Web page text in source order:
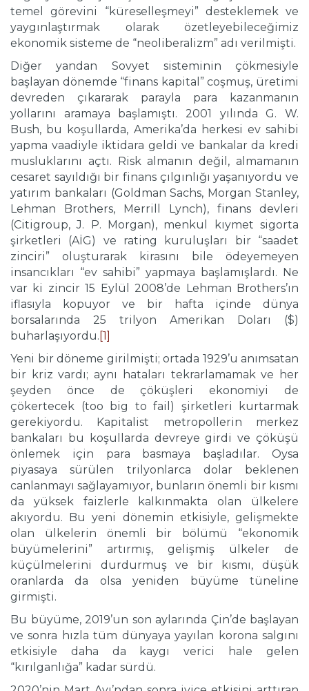
temel görevini “küreselleşmeyi” desteklemek ve
yaygınlaştırmak olarak özetleyebileceğimiz
ekonomik sisteme de “neoliberalizm” adı verilmişti.
Diğer yandan Sovyet sisteminin çökmesiyle
başlayan dönemde “finans kapital” coşmuş, üretimi
devreden çıkararak parayla para kazanmanın
yollarını aramaya başlamıştı. 2001 yılında G. W.
Bush, bu koşullarda, Amerika’da herkesi ev sahibi
yapma vaadiyle iktidara geldi ve bankalar da kredi
musluklarını açtı. Risk almanın değil, almamanın
cesaret sayıldığı bir finans çılgınlığı yaşanıyordu ve
yatırım bankaları (Goldman Sachs, Morgan Stanley,
Lehman Brothers, Merrill Lynch), finans devleri
(Citigroup, J. P. Morgan), menkul kıymet sigorta
şirketleri (AİG) ve rating kuruluşları bir “saadet
zinciri” oluşturarak kirasını bile ödeyemeyen
insancıkları “ev sahibi” yapmaya başlamışlardı. Ne
var ki zincir 15 Eylül 2008’de Lehman Brothers’ın
iflasıyla kopuyor ve bir hafta içinde dünya
borsalarında 25 trilyon Amerikan Doları ($)
buharlaşıyordu. [1]
Yeni bir döneme girilmişti; ortada 1929’u anımsatan
bir kriz vardı; aynı hataları tekrarlamamak ve her
şeyden önce de çöküşleri ekonomiyi de
çökertecek (too big to fail) şirketleri kurtarmak
gerekiyordu. Kapitalist metropollerin merkez
bankaları bu koşullarda devreye girdi ve çöküşü
önlemek için para basmaya başladılar. Oysa
piyasaya sürülen trilyonlarca dolar beklenen
canlanmayı sağlayamıyor, bunların önemli bir kısmı
da yüksek faizlerle kalkınmakta olan ülkelere
akıyordu. Bu yeni dönemin etkisiyle, gelişmekte
olan ülkelerin önemli bir bölümü “ekonomik
büyümelerini” artırmış, gelişmiş ülkeler de
küçülmelerini durdurmuş ve bir kısmı, düşük
oranlarda da olsa yeniden büyüme tüneline
girmişti.
Bu büyüme, 2019’un son aylarında Çin’de başlayan
ve sonra hızla tüm dünyaya yayılan korona salgını
etkisiyle daha da kaygı verici hale gelen
“kırılganlığa” kadar sürdü.